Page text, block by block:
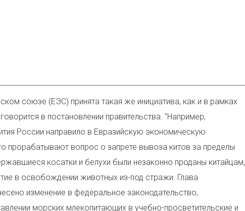
союзе (ЕЭС) принята такая же инициатива, как и в рамках
в постановлении правительства. "Например,
России направило в Евразийскую экономическую
прорабатывают вопрос о запрете вывоза китов за пределы
косатки и белухи были незаконно проданы китайцам,
в освобождении животных из-под стражи. Глава
изменение в федеральное законодательство,
морских млекопитающих в учебно-просветительские и